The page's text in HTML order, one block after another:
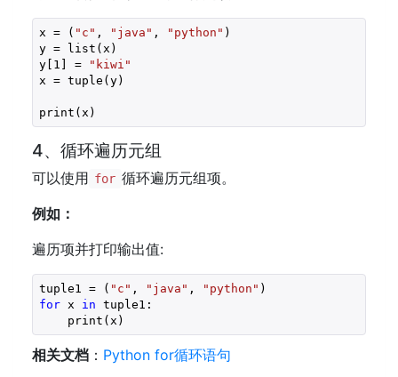
x = ( "c" , "java" , "python" )
y = list(x)
y[ 1 ] =
"kiwi"
x = tuple(y)
print(x)
4、循环遍历元组
可以使用 for 循环遍历元组项。
例如：
遍历项并打印输出值:
tuple1 = ( "c" , "java" , "python" )
for x in tuple1:
    print(x)
相关文档 ： Python for循环语句